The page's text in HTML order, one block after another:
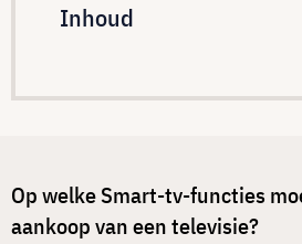
Inhoud
Op welke Smart-tv-functies
aankoop van een televisie?